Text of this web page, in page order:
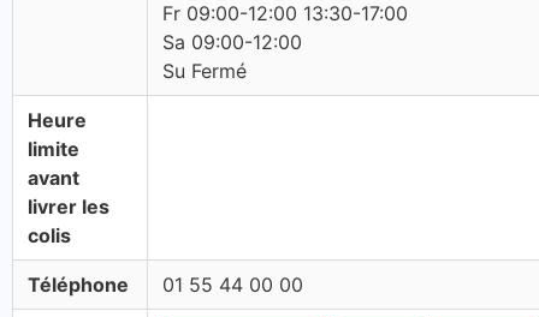
Fr 09:00-12:00 13:30-17:00
Sa 09:00-12:00
Su Fermé
Heure
limite
avant
livrer les
colis
Téléphone 01 55 44 00 00